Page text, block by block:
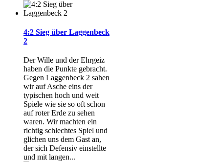
4:2 Sieg über Laggenbeck
2
Der Wille und der Ehrgeiz
haben die Punkte gebracht.
Gegen Laggenbeck 2 sahen
wir auf Asche eins der
typischen hoch und weit
Spiele wie sie so oft schon
auf roter Erde zu sehen
waren. Wir machten ein
richtig schlechtes Spiel und
glichen uns dem Gast an,
der sich Defensiv einstellte
und mit langen...